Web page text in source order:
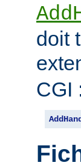
doit
CGI